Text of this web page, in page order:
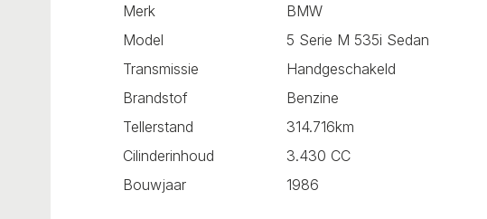
Merk
BMW
Model
5 Serie M 535i Sedan
Transmissie
Handgeschakeld
Brandstof
Benzine
Tellerstand
314.716km
Cilinderinhoud
3.430 CC
Bouwjaar
1986